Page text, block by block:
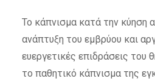
Το κάπνισμα κατά την κύηση
ανάπτυξη του εμβρύου και
ευεργετικές επιδράσεις του
το παθητικό κάπνισμα της